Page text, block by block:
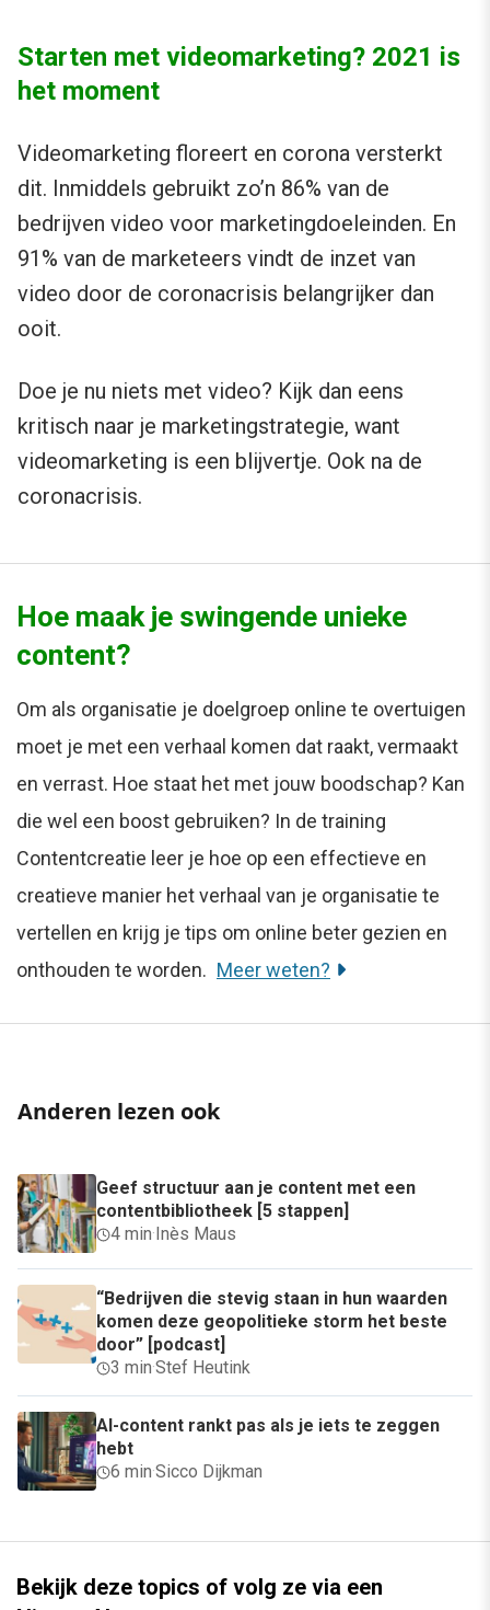
Starten met videomarketing? 2021 is
het moment
Videomarketing floreert en corona versterkt
dit. Inmiddels gebruikt zo’n 86% van de
bedrijven video voor marketingdoeleinden. En
91% van de marketeers vindt de inzet van
video door de coronacrisis belangrijker dan
ooit.
Doe je nu niets met video? Kijk dan eens
kritisch naar je marketingstrategie, want
videomarketing is een blijvertje. Ook na de
coronacrisis.
Hoe maak je swingende unieke
content?
Om als organisatie je doelgroep online te overtuigen
moet je met een verhaal komen dat raakt, vermaakt
en verrast. Hoe staat het met jouw boodschap? Kan
die wel een boost gebruiken? In de training
Contentcreatie leer je hoe op een effectieve en
creatieve manier het verhaal van je organisatie te
vertellen en krijg je tips om online beter gezien en
onthouden te worden. Meer weten?
Anderen lezen ook
Geef structuur aan je content met een
contentbibliotheek [5 stappen]
4 min· Inès Maus
“Bedrijven die stevig staan in hun waarden
komen deze geopolitieke storm het beste
door” [podcast]
3 min·Stef Heutink
AI-content rankt pas als je iets te zeggen
hebt
6 min·Sicco Dijkman
Bekijk deze topics of volg ze via een